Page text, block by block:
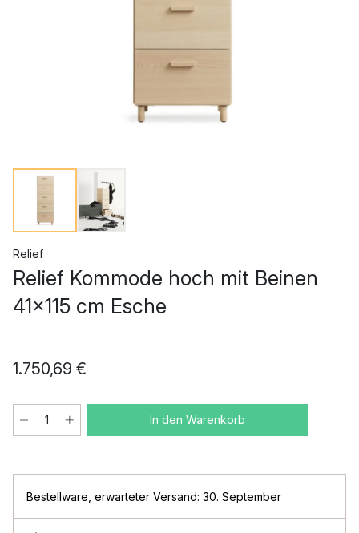
Relief
Relief Kommode hoch mit Beinen
41x115 cm Esche
1.750,69 €
In den Warenkorb
Bestellware erwarteter Versand: 30. September